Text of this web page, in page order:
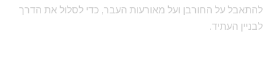
להתאבל על החורבן ועל מאורעות העבר, כדי לסלול את הדרך
לבניין העתיד.